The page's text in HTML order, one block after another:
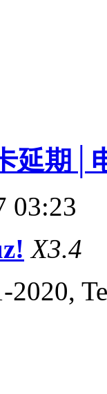
延期│
03:23
X3.4